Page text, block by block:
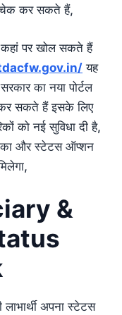
कर सकते हैं,
कहां पर खोल सकते हैं
यह
का नया पोर्टल
सकते हैं इसके लिए
को नई सुविधा दी है,
और स्टेटस ऑप्शन
&
अपना स्टेटस